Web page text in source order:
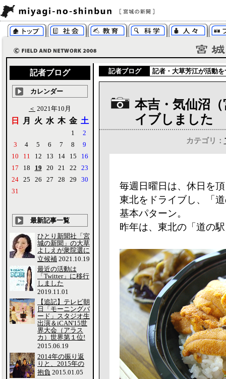
記者ブログ 記者・ 大草芳江が活動
本吉・気仙沼
イブしました
カテゴリ：
毎週日曜日は、休日を
東北をドライブし、「
基本パターン。
昨年は、東北の「道の
記者ブログ
カレンダー
＜ 2021年10月
日 月 火 水 木 金 土
1
2
3
4 5 6 7 8
9
10
11 12 13 14 15
16
17
18 19 20 21 22
23
24 25 26 27 28 29
30
31
最新記事一覧
ひとり新聞社「宮
城の新聞」の大草
よしえが衆院選に
立候補 2021.10.19
最近の活動は
「Twitter」に移行
しました
2019.11.01
【追記】テレビ朝
日「モーニングバ
ード」スタジオ生
出演＆iCAN'15世
界大会（アラス
カ）世界第１位!
2015.06.19
2014年の振り返
りと、2015年の
抱負 2015.01.05